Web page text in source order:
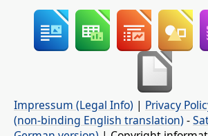
Impressum (Legal Info) | Privacy
(non-binding English translation) -